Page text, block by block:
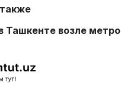
Ташкенте возле метро